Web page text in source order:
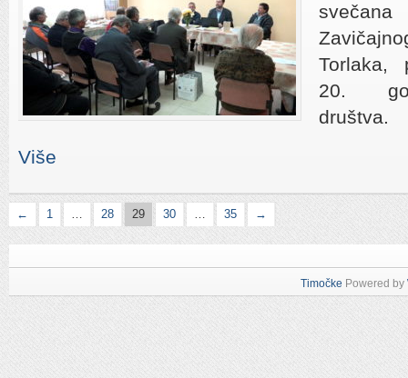
Torlaka,
20.
društva.
Više
← 1 … 28 29 30 … 35 →
Timočke Powered by